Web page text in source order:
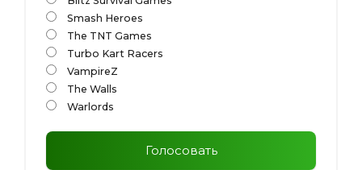
Smash Heroes
The TNT Games
Turbo Kart Racers
VampireZ
The Walls
Warlords
Голосовать